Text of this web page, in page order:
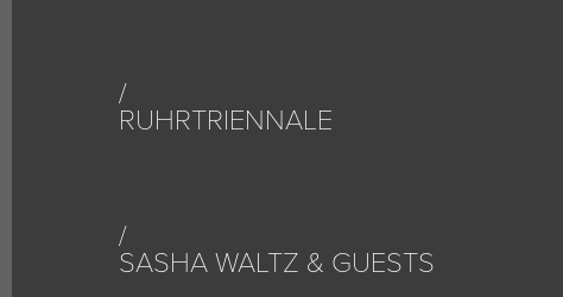
RUHRTRIENNALE
SASHA WALTZ & GUESTS